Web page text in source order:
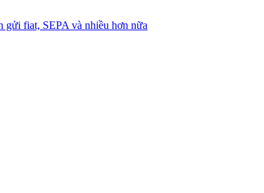
gửi fiat, SEPA và nhiều hơn nữa